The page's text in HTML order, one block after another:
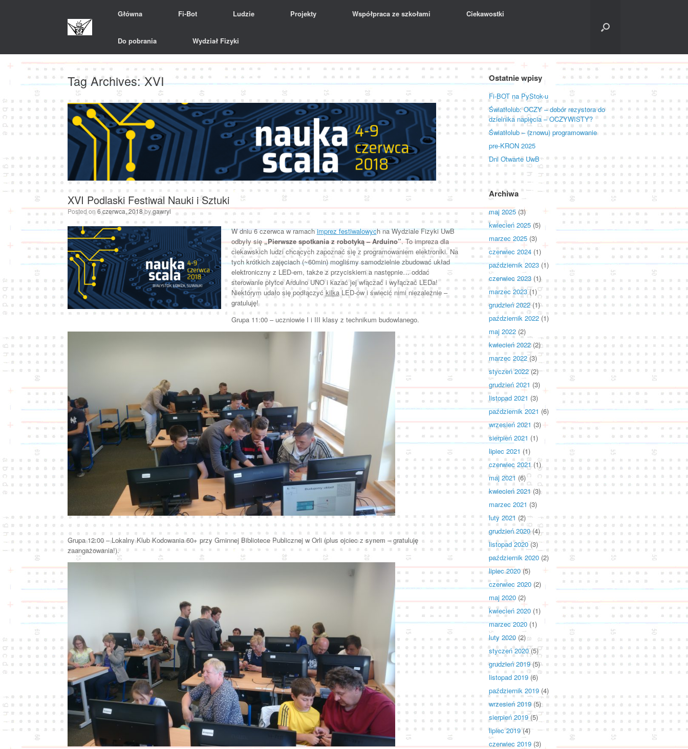
Główna Fi-Bot Ludzie Projekty Współpraca ze szkołami Ciekawostki
Do pobrania Wydział Fizyki
Tag Archives:XVI
XVI Podlaski Festiwal Nauki i Sztuki
Posted on6 czerwca, 2018bygawryl
W dniu 6 czerwca w ramachimprez festiwalowych na Wydziale Fizyki UwB
odbyły się„Pierwsze spotkania z robotyką – Arduino”. To impreza dla
ciekawskich ludzi chcących zapoznać się z programowaniem elektroniki. Na
tych krótkich zajęciach (~60min) mogliśmy samodzielnie zbudować układ
elektroniczny z LED-em, także z przyciskiem a następnie… oddać
sterowanie płytce Arduino UNO i kazać jej włączać i wyłączać LEDa!
Niektórym udało się podłączyćkilkaLED-ów i świecić nimi niezależnie –
gratuluję!
Grupa 11:00 – uczniowie I i III klasy z technikum budowlanego.
Grupa 12:00 – Lokalny Klub Kodowania 60+ przy Gminnej Bibliotece Publicznej w Orli (plus ojciec z synem – gratuluję
zaangażowania!).
Ostatnie wpisy
Fi-BOT na PyStok-u
Światłolub: OCZY – dobór rezystora do
dzielnika napięcia – OCZYWISTY?
Światłolub – (znowu) programowanie
pre-KRON 2025
Dni Otwarte UwB
Archiwa
maj 2025 (3)
kwiecień 2025 (5)
marzec 2025 (3)
czerwiec 2024 (1)
październik 2023 (1)
czerwiec 2023 (1)
marzec 2023(1)
grudzień 2022(1)
październik 2022(1)
maj 2022 (2)
kwiecień 2022(2)
marzec 2022(3)
styczeń 2022(2)
grudzień 2021 (3)
listopad 2021 (3)
październik 2021 (6)
wrzesień 2021 (3)
sierpień 2021 (1)
lipiec 2021 (1)
czerwiec 2021 (1)
maj 2021 (6)
kwiecień 2021(3)
marzec 2021 (3)
luty 2021 (2)
grudzień 2020(4)
listopad 2020(3)
październik 2020 (2)
lipiec 2020(5)
czerwiec 2020 (2)
maj 2020 (2)
kwiecień 2020 (1)
marzec 2020 (1)
luty 2020 (2)
styczeń 2020(5)
grudzień 2019(5)
listopad 2019 (6)
październik 2019 (4)
wrzesień 2019(5)
sierpień 2019(5)
lipiec 2019(4)
czerwiec 2019 (3)